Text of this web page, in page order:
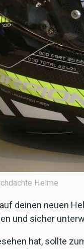
Helme
deinen neuen
und sicher
hat, sollte